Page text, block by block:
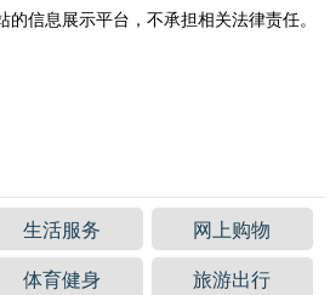
信息展示平台，不承担相关法律责任。
生活服务
网上购物
体育健身
旅游出行